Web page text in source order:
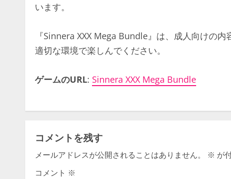
います。
『Sinnera XXX Mega Bundle』は、成人向けの
適切な環境で楽しんでください。
ゲームのURL: Sinnera XXX Mega Bundle
コメントを残す
メールアドレスが公開されることはありません。 ※ が
コメント ※